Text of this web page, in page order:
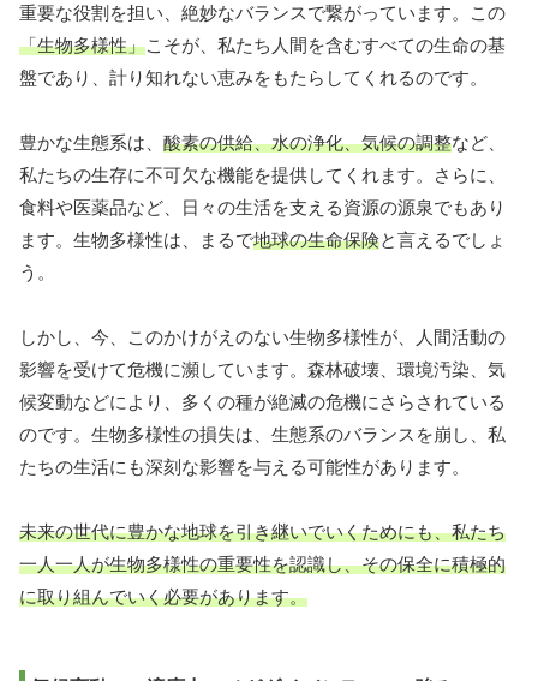
重要な役割を担い、絶妙なバランスで繋がっています。この
「生物多様性」こそが、私たち人間を含むすべての生命の基
盤であり、計り知れない恵みをもたらしてくれるのです。
豊かな生態系は、 酸素の供給、水の浄化、気候の調整など、
私たちの生存に不可欠な機能を提供してくれます。さらに、
食料や医薬品など、日々の生活を支える資源の源泉でもあり
ます。生物多様性は、まるで地球の生命保険と言えるでしょ
う。
しかし、今、このかけがえのない生物多様性が、人間活動の
影響を受けて危機に瀕しています。森林破壊、環境汚染、気
候変動などにより、多くの種が絶滅の危機にさらされている
のです。生物多様性の損失は、生態系のバランスを崩し、私
たちの生活にも深刻な影響を与える可能性があります。
未来の世代に豊かな地球を引き継いでいくためにも、私たち
一人一人が生物多様性の重要性を認識し、その保全に積極的
に取り組んでいく必要があります。